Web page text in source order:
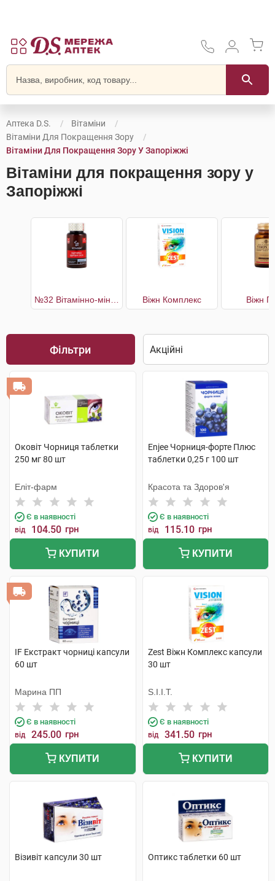
Аптека D.S.
Вітаміни
Вітаміни Для Покращення Зору
Вітаміни Для Покращення Зору У Запоріжжі
Вітаміни для покращення зору у
Запоріжжі
Віжн Комплекс Віжн
Фільтри
Оковіт Чорниця таблетки
250 мг 80 шт
Еліт-фарм
Є в наявності
від 104.50 грн
КУПИТИ
Enjee Чорниця-форте Плюс
таблетки 0,25 г 100 шт
Красота та Здоров'я
Є в наявності
від 115.10 грн
КУПИТИ
IF Екстракт чорниці капсули
60 шт
Марина ПП
Є в наявності
від 245.00 грн
КУПИТИ
Zest Віжн Комплекс капсули
30 шт
S.I.I.T.
Є в наявності
від 341.50 грн
КУПИТИ
Візивіт капсули 30 шт Оптикс таблетки 60 шт